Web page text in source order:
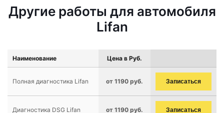
Другие работы для автомобиля
Lifan
Наименование Цена в Руб.
Полная диагностика Lifan от 1190 руб. Записаться
Диагностика DSG Lifan от 1190 руб. Записаться